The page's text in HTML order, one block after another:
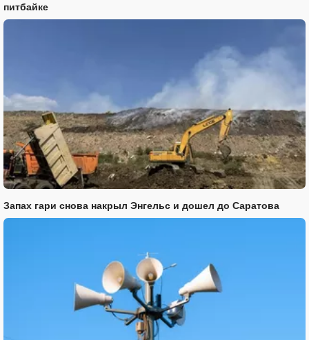
питбайке
Запах гари снова накрыл Энгельс и дошел до Саратова